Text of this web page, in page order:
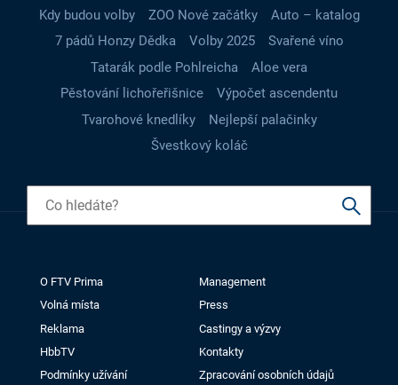
Kdy budou volby
ZOO Nové začátky
Auto – katalog
7 pádů Honzy Dědka
Volby 2025
Svařené víno
Tatarák podle Pohlreicha
Aloe vera
Pěstování lichořeřišnice
Výpočet ascendentu
Tvarohové knedlíky
Nejlepší palačinky
Švestkový koláč
O FTV Prima
Management
Volná místa
Press
Reklama
Castingy a výzvy
HbbTV
Kontakty
Podmínky užívání
Zpracování osobních údajů